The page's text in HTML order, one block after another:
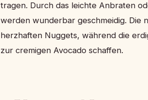
tragen. Durch das leichte Anbraten
werden wunderbar geschmeidig. Die
herzhaften Nuggets, während die
zur cremigen Avocado schaffen.